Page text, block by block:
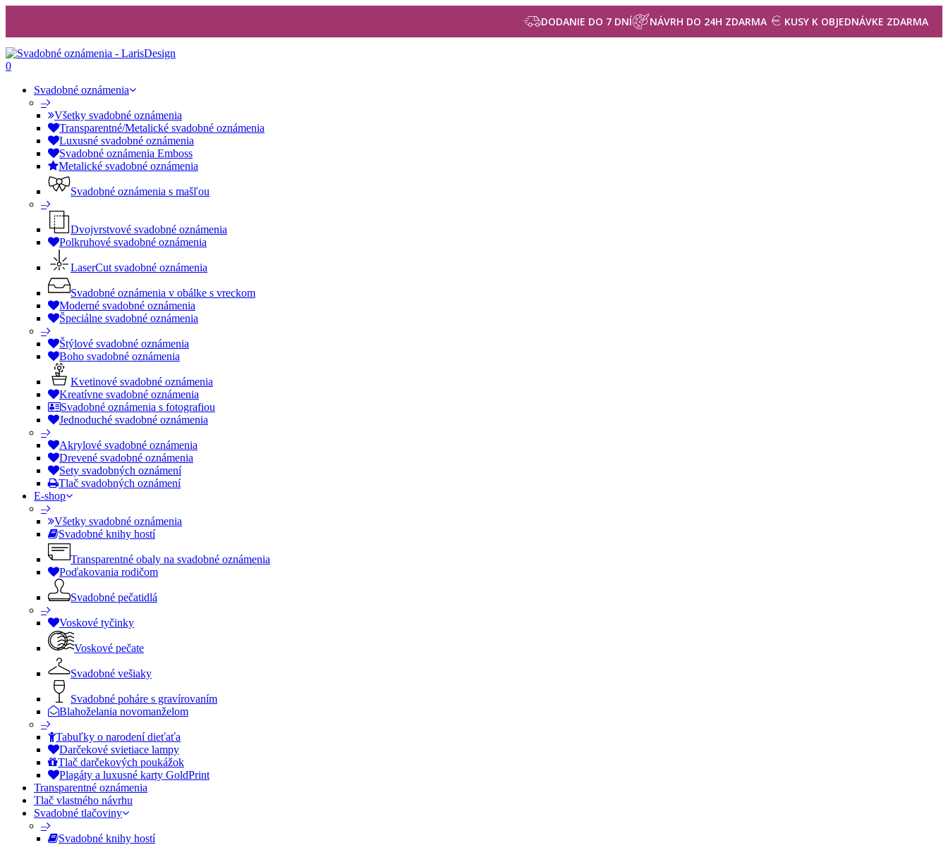
DODANIE DO 7 DNÍ NÁVRH DO 24H ZDARMA KUSY K OBJEDNÁVKE ZDARMA
0
Svadobné oznámenia
–
Všetky svadobné oznámenia
Transparentné/Metalické svadobné oznámenia
Luxusné svadobné oznámenia
Svadobné oznámenia Emboss
Metalické svadobné oznámenia
Svadobné oznámenia s mašľou
–
Dvojvrstvové svadobné oznámenia
Polkruhové svadobné oznámenia
LaserCut svadobné oznámenia
Svadobné oznámenia v obálke s vreckom
Moderné svadobné oznámenia
Špeciálne svadobné oznámenia
–
Štýlové svadobné oznámenia
Boho svadobné oznámenia
Kvetinové svadobné oznámenia
Kreatívne svadobné oznámenia
Svadobné oznámenia s fotografiou
Jednoduché svadobné oznámenia
–
Akrylové svadobné oznámenia
Drevené svadobné oznámenia
Sety svadobných oznámení
Tlač svadobných oznámení
E-shop
–
Všetky svadobné oznámenia
Svadobné knihy hostí
Transparentné obaly na svadobné oznámenia
Poďakovania rodičom
Svadobné pečatidlá
–
Voskové tyčinky
Voskové pečate
Svadobné vešiaky
Svadobné poháre s gravírovaním
Blahoželania novomanželom
–
Tabuľky o narodení dieťaťa
Darčekové svietiace lampy
Tlač darčekových poukážok
Plagáty a luxusné karty GoldPrint
Transparentné oznámenia
Tlač vlastného návrhu
Svadobné tlačoviny
–
Svadobné knihy hostí